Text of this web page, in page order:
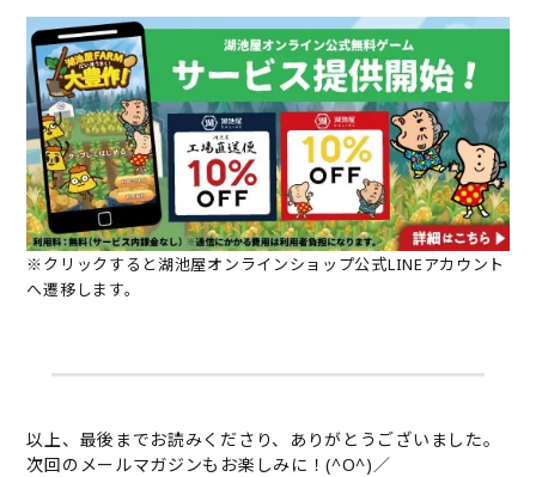
※クリックすると湖池屋オンラインショップ公式LINEアカウント
へ遷移します。
以上、最後までお読みくださり、ありがとうございました。
次回のメールマガジンもお楽しみに！(^O^)／